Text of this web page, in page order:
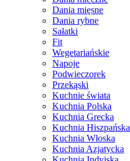
Dania mięsne
Dania rybne
Sałatki
Fit
Wegetariańskie
Napoje
Podwieczorek
Przekąski
Kuchnie świata
Kuchnia Polska
Kuchnia Grecka
Kuchnia Hiszpańska
Kuchnia Włoska
Kuchnia Azjatycka